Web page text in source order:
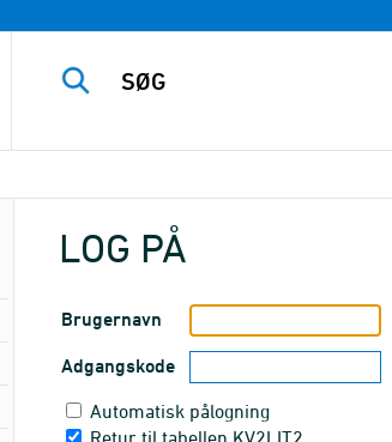
LOG PÅ
Brugernavn
Adgangskode
Automatisk pålogning
Retur til tabellen KV2LIT2